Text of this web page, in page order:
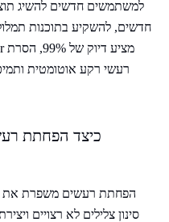
למשתמשים חדשים להשיג
חדשים, להשקיע בתוכנות
כיצד הפחתת
הפחתת רעשים משפרת את
סינון צלילים לא רצויים